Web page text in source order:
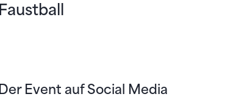
Faustball
Der Event auf Social Media